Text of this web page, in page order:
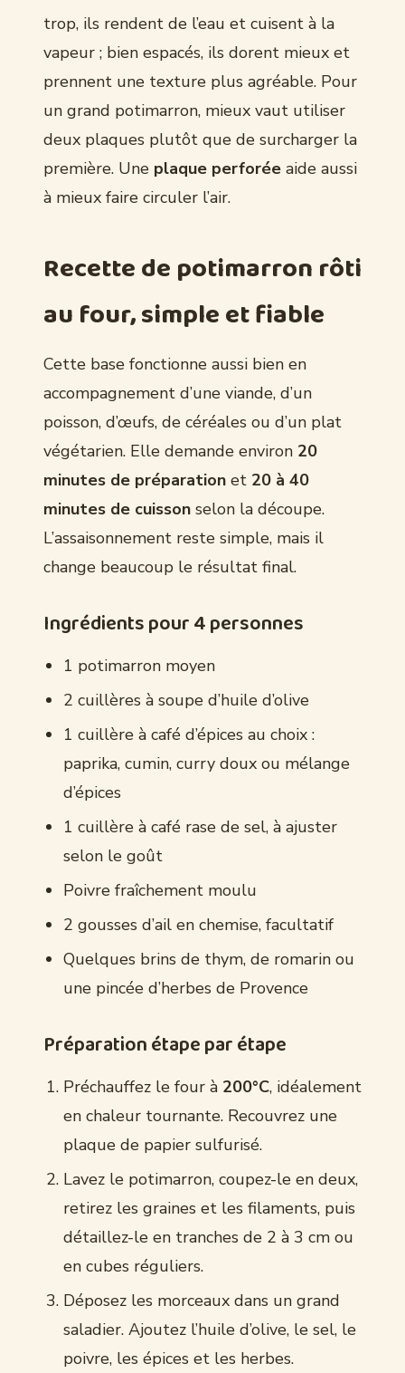
trop, ils rendent de l’eau et cuisent à la
vapeur ; bien espacés, ils dorent mieux et
prennent une texture plus agréable. Pour
un grand potimarron, mieux vaut utiliser
deux plaques plutôt que de surcharger la
première. Une plaque perforée aide aussi
à mieux faire circuler l’air.
Recette de potimarron rôti
au four, simple et fiable
Cette base fonctionne aussi bien en
accompagnement d’une viande, d’un
poisson, d’œufs, de céréales ou d’un plat
végétarien. Elle demande environ 20
minutes de préparation et 20 à 40
minutes de cuisson selon la découpe.
L’assaisonnement reste simple, mais il
change beaucoup le résultat final.
Ingrédients pour 4 personnes
1 potimarron moyen
2 cuillères à soupe d’huile d’olive
1 cuillère à café d’épices au choix :
paprika, cumin, curry doux ou mélange
d’épices
1 cuillère à café rase de sel, à ajuster
selon le goût
Poivre fraîchement moulu
2 gousses d’ail en chemise, facultatif
Quelques brins de thym, de romarin ou
une pincée d’herbes de Provence
Préparation étape par étape
Préchauffez le four à 200°C, idéalement
en chaleur tournante. Recouvrez une
plaque de papier sulfurisé.
Lavez le potimarron, coupez-le en deux,
retirez les graines et les filaments, puis
détaillez-le en tranches de 2 à 3 cm ou
en cubes réguliers.
Déposez les morceaux dans un grand
saladier. Ajoutez l’huile d’olive, le sel, le
poivre, les épices et les herbes.